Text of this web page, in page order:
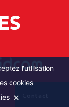
l'utilisation
cookies.